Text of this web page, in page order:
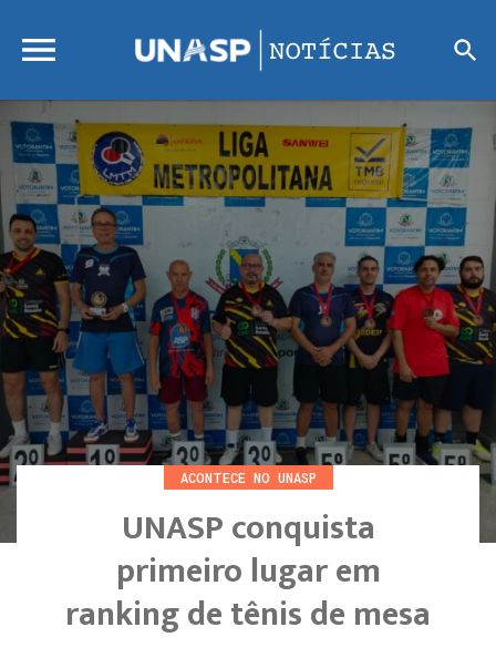
ACONTECE NO UNASP
UNASP conquista
primeiro lugar em
ranking de tênis de mesa